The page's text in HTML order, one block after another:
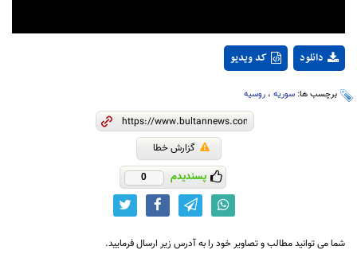
کد ویدیو دانلود
برچسب ها: سوریه ، روسیه
گزارش خطا
پسندیدم 0
شما می توانید مطالب و تصاویر خود را به آدرس زیر ارسال فرمایید.